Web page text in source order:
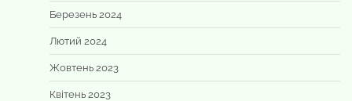
Березень 2024
Лютий 2024
Жовтень 2023
Квітень 2023